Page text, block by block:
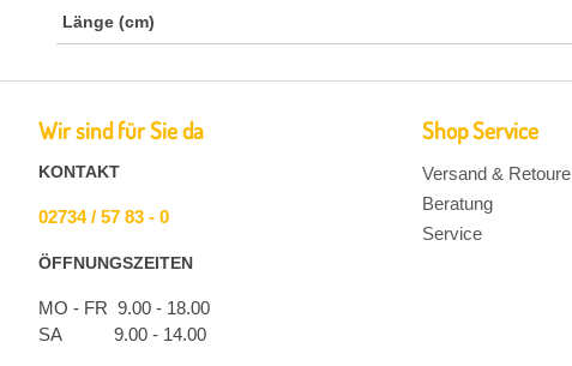
Länge (cm)
Wir sind für Sie da
KONTAKT
02734 / 57 83 - 0
ÖFFNUNGSZEITEN
MO - FR 9.00 - 18.00
SA 9.00 - 14.00
Shop Service
Versand & Retoure
Beratung
Service